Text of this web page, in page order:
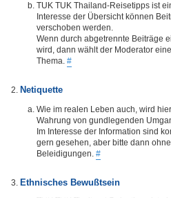
TUK TUK Thailand-Reisetipps ist
Interesse der Übersicht können
verschoben werden.
Wenn durch abgetrennte Beiträge
wird, dann wählt der Moderator
Thema. #
Netiquette
Wie im realen Leben auch, wird
Wahrung von gundlegenden
Im Interesse der Information sind
gern gesehen, aber bitte dann
Beleidigungen. #
Ethnisches Bewußtsein